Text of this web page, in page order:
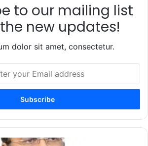
to our mailing list
new updates!
dolor sit amet, consectetur.